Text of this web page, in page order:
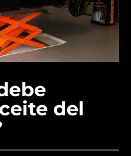
del